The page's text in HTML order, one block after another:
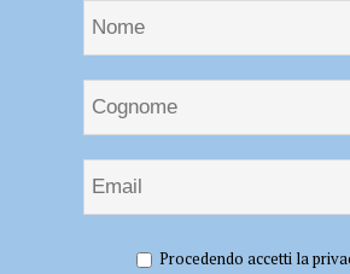
Dilettanti: seconda giornata per serie D,
Procedendo accetti la